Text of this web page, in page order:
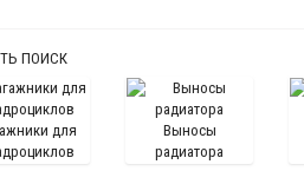
ПОИСК
для
Выносы
радиатора